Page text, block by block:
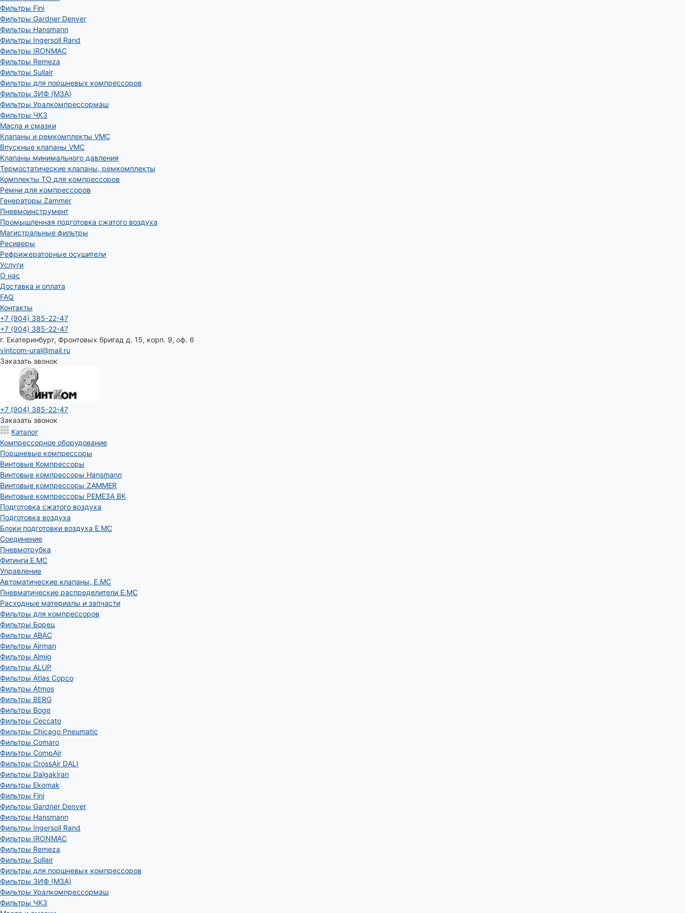
Фильтры Fini
Фильтры Gardner Denver
Фильтры Hansmann
Фильтры Ingersoll Rand
Фильтры IRONMAC
Фильтры Remeza
Фильтры Sullair
Фильтры для поршневых компрессоров
Фильтры ЗИФ (МЗА)
Фильтры Уралкомпрессормаш
Фильтры ЧКЗ
Масла и смазки
Клапаны и ремкомплекты VMC
Впускные клапаны VMC
Клапаны минимального давления
Термостатические клапаны, ремкомплекты
Комплекты ТО для компрессоров
Ремни для компрессоров
Генераторы Zammer
Пневмоинструмент
Промышленная подготовка сжатого воздуха
Магистральные фильтры
Ресиверы
Рефрижераторные осушители
Услуги
О нас
Доставка и оплата
FAQ
Контакты
+7 (904) 385-22-47
+7 (904) 385-22-47
г. Екатеринбург, Фронтовых бригад д. 15, корп. 9, оф. 6
vintcom-ural@mail.ru
Заказать звонок
+7 (904) 385-22-47
Заказать звонок
Каталог
Компрессорное оборудование
Поршневые компрессоры
Винтовые Компрессоры
Винтовые компрессоры Hansmann
Винтовые компрессоры ZAMMER
Винтовые компрессоры РЕМЕЗА ВК
Подготовка сжатого воздуха
Подготовка воздуха
Блоки подготовки воздуха E.MC
Соединение
Пневмотрубка
Фитинги E.MC
Управление
Автоматические клапаны, Е.МС
Пневматические распределители E.MC
Расходные материалы и запчасти
Фильтры для компрессоров
Фильтры Борец
Фильтры ABAC
Фильтры Airman
Фильтры Almig
Фильтры ALUP
Фильтры Atlas Copco
Фильтры Atmos
Фильтры BERG
Фильтры Boge
Фильтры Ceccato
Фильтры Chicago Pneumatic
Фильтры Comaro
Фильтры CompAir
Фильтры CrossAir DALI
Фильтры Dalgakiran
Фильтры Ekomak
Фильтры Fini
Фильтры Gardner Denver
Фильтры Hansmann
Фильтры Ingersoll Rand
Фильтры IRONMAC
Фильтры Remeza
Фильтры Sullair
Фильтры для поршневых компрессоров
Фильтры ЗИФ (МЗА)
Фильтры Уралкомпрессормаш
Фильтры ЧКЗ